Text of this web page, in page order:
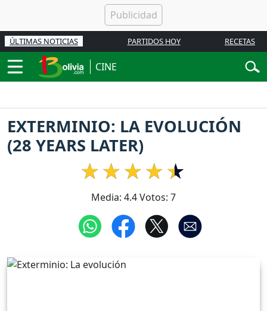
ÚLTIMAS NOTICIAS PARTIDOS HOY RECETAS
CINE
EXTERMINIO: LA EVOLUCIÓN
(28 YEARS LATER)
Media: 4.4Votos: 7